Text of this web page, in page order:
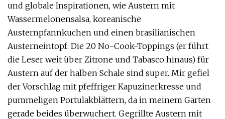
und globale Inspirationen, wie Austern mit
Wassermelonensalsa, koreanische
Austernpfannkuchen und einen brasilianischen
Austerneintopf. Die 20 No-Cook-Toppings (er führt
die Leser weit über Zitrone und Tabasco hinaus) für
Austern auf der halben Schale sind super. Mir gefiel
der Vorschlag mit pfeffriger Kapuzinerkresse und
pummeligen Portulakblättern, da in meinem Garten
gerade beides überwuchert. Gegrillte Austern mit